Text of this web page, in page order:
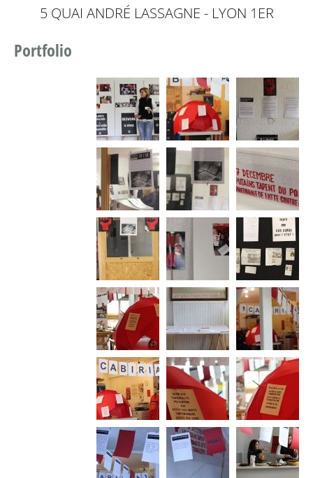
5 QUAI ANDRÉ LASSAGNE - LYON 1ER
Portfolio